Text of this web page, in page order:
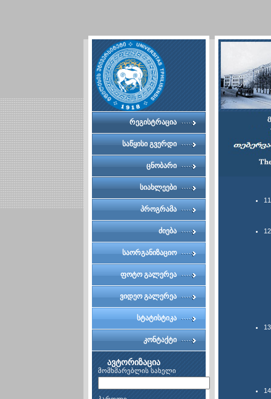
რეგისტრაცია
საწყისი გვერდი
ცნობარი
სიახლეები
პროგრამა
ძიება
საორგანიზაციო
კომიტეტი
ფოტო გალერეა
ვიდეო გალერეა
სტატისტიკა
კონტაქტი
ავტორიზაცია
მომხმარებლის სახელი